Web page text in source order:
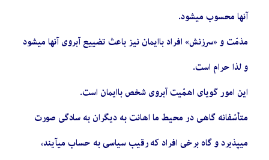
آنها محسوب میشود.
مذمّت و «سرزنش» افراد باایمان نیز باعث تضییع آبروی آنها میشود
و لذا حرام است.
این امور گویای اهمّیت آبروی شخص باایمان است.
متأسّفانه گاهی در محیط ما اهانت به دیگران به سادگی صورت
میپذیرد و گاه برخی افراد كه رقیب سیاسی به حساب میآیند،